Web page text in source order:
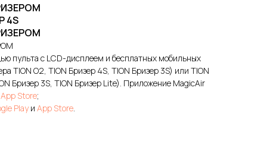
4S
пульта с LCD-дисплеем и бесплатных мобильных
TION O2, TION Бризер 4S, TION Бризер 3S) или TION
Бризер 3S, TION Бризер Lite). Приложение MagicAir
App Store;
Playи App Store